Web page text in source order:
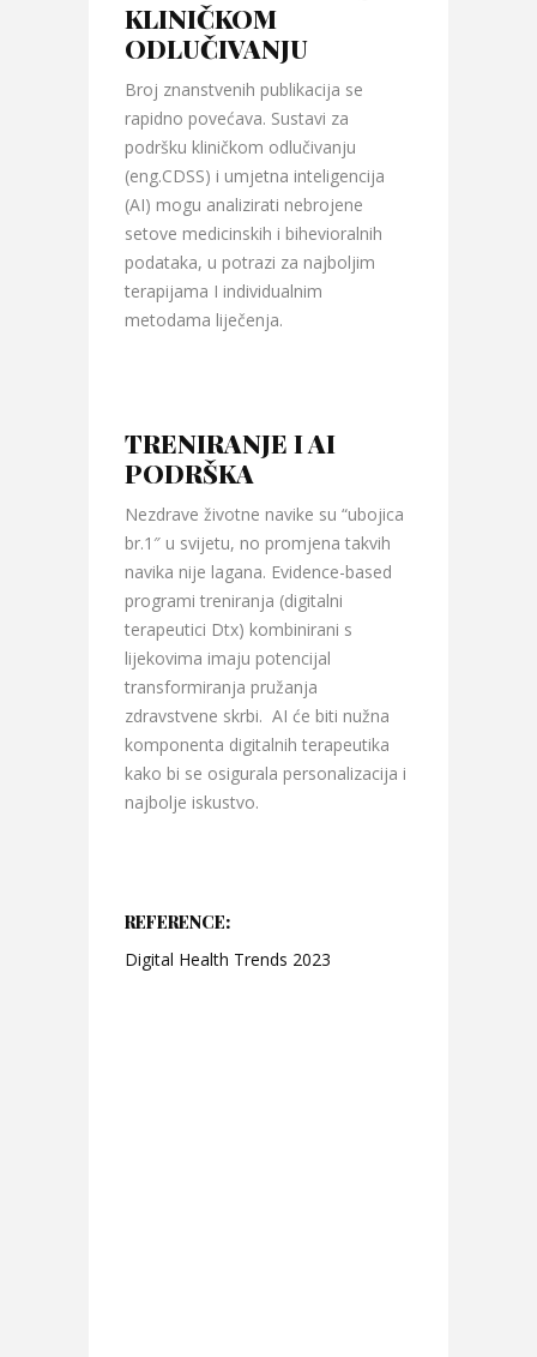
KLINIČKOM
ODLUČIVANJU
Broj znanstvenih publikacija se
rapidno povećava. Sustavi za
podršku kliničkom odlučivanju
(eng.CDSS) i umjetna inteligencija
(AI) mogu analizirati nebrojene
setove medicinskih i bihevioralnih
podataka, u potrazi za najboljim
terapijama I individualnim
metodama liječenja.
TRENIRANJE I AI
PODRŠKA
Nezdrave životne navike su “ubojica
br.1″ u svijetu, no promjena takvih
navika nije lagana. Evidence-based
programi treniranja (digitalni
terapeutici Dtx) kombinirani s
lijekovima imaju potencijal
transformiranja pružanja
zdravstvene skrbi. AI će biti nužna
komponenta digitalnih terapeutika
kako bi se osigurala personalizacija i
najbolje iskustvo.
REFERENCE:
Digital Health Trends 2023